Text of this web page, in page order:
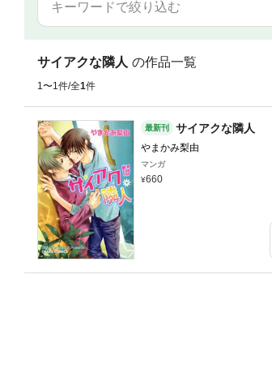
サイアクな隣人 の作品一覧
1〜1件/全1件
最新刊 サイアクな隣人
やまかみ梨由
マンガ
660